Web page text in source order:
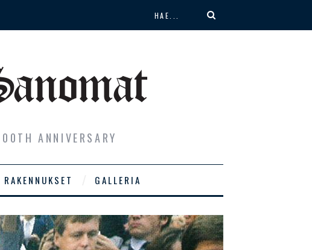
ANNIVERSARY
RAKENNUKSET GALLERIA